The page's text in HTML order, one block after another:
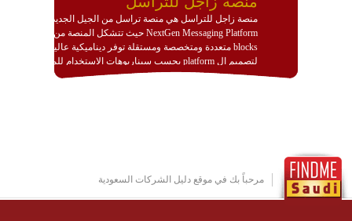
منصة زاجل للتراسل هي منصة تراسل من الجيل الجديد
NextGen Messaging Platform حيث تتشكل المنصة من
blocks متعددة ومتخصصة ومستقلة توفر ديناميكية عالية
لتصميم ال platform بحسب سيناريوهات الاستخدام للمنصة
وتتوافق مع النشر والاستثمار ضمن بيئة استضافة dedicated
http://www.plutosms.com/zagel
مرحباً بك في موقع دليل الشركات السعودية